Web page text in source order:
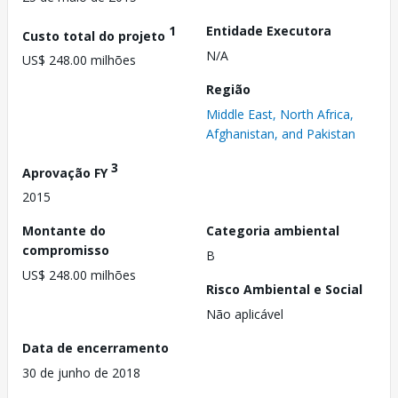
Custo total do projeto 1
US$ 248.00 milhões
Entidade Executora
N/A
Região
Middle East, North Africa,
Afghanistan, and Pakistan
Aprovação FY3
2015
Montante do
compromisso
US$ 248.00 milhões
Categoria ambiental
B
Risco Ambiental e Social
Não aplicável
Data de encerramento
30 de junho de 2018